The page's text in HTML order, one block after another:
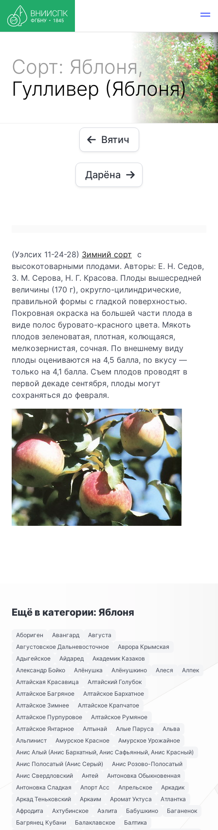
Сорт: Яблоня,
Гулливер (Яблоня)
Вятич
Дарёна
(Уэлсих 11-24-28) Зимний сорт с
высокотоварными плодами. Авторы: Е. Н. Седов,
3. М. Серова, Н. Г. Красова. Плоды вышесредней
величины (170 г), округло-цилиндрические,
правильной формы с гладкой поверхностью.
Покровная окраска на большей части плода в
виде полос буровато-красного цвета. Мякоть
плодов зеленоватая, плотная, колющаяся,
мелкозернистая, сочная. По внешнему виду
плоды оцениваются на 4,5 балла, по вкусу —
только на 4,1 балла. Съем плодов проводят в
первой декаде сентября, плоды могут
сохраняться до февраля.
Ещё в категории: Яблоня
Абориген Авангард
Августа
Августовское Дальневосточное
Аврора Крымская
Адыгейское
Айдаред
Академик Казаков
Александр Бойко
Алёнушка Алёнушкино Алеся
Алпек
Алтайская Красавица
Алтайский Голубок
Алтайское Багряное
Алтайское Бархатное
Алтайское Зимнее
Алтайское Крапчатое
Алтайское Пурпуровое
Алтайское Румяное
Алтайское Янтарное
Алтынай Алые Паруса
Альва
Альпинист
Амурское Красное
Амурское Урожайное
Анис Алый (Анис Бархатный, Анис Сафьянный, Анис Красный)
Анис Полосатый (Анис Серый)
Анис Розово-Полосатый
Анис Свердловский
Антей
Антоновка Обыкновенная
Антоновка Сладкая
Апорт Асс Апрельское
Аркадик
Аркад Теньковский
Аркаим Аромат Уктуса
Атлантка
Афродита
Ахтубинское Аэлита Бабушкино
Баганенок
Багрянец Кубани
Балаклавское
Балтика